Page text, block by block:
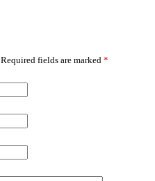
Required fields are marked *